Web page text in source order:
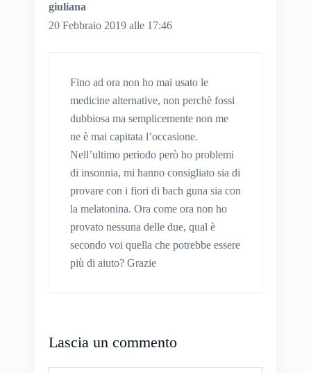
giuliana
20 Febbraio 2019 alle 17:46
Fino ad ora non ho mai usato le
medicine alternative, non perchè fossi
dubbiosa ma semplicemente non me
ne è mai capitata l’occasione.
Nell’ultimo periodo però ho problemi
di insonnia, mi hanno consigliato sia di
provare con i fiori di bach guna sia con
la melatonina. Ora come ora non ho
provato nessuna delle due, qual è
secondo voi quella che potrebbe essere
più di aiuto? Grazie
Lascia un commento